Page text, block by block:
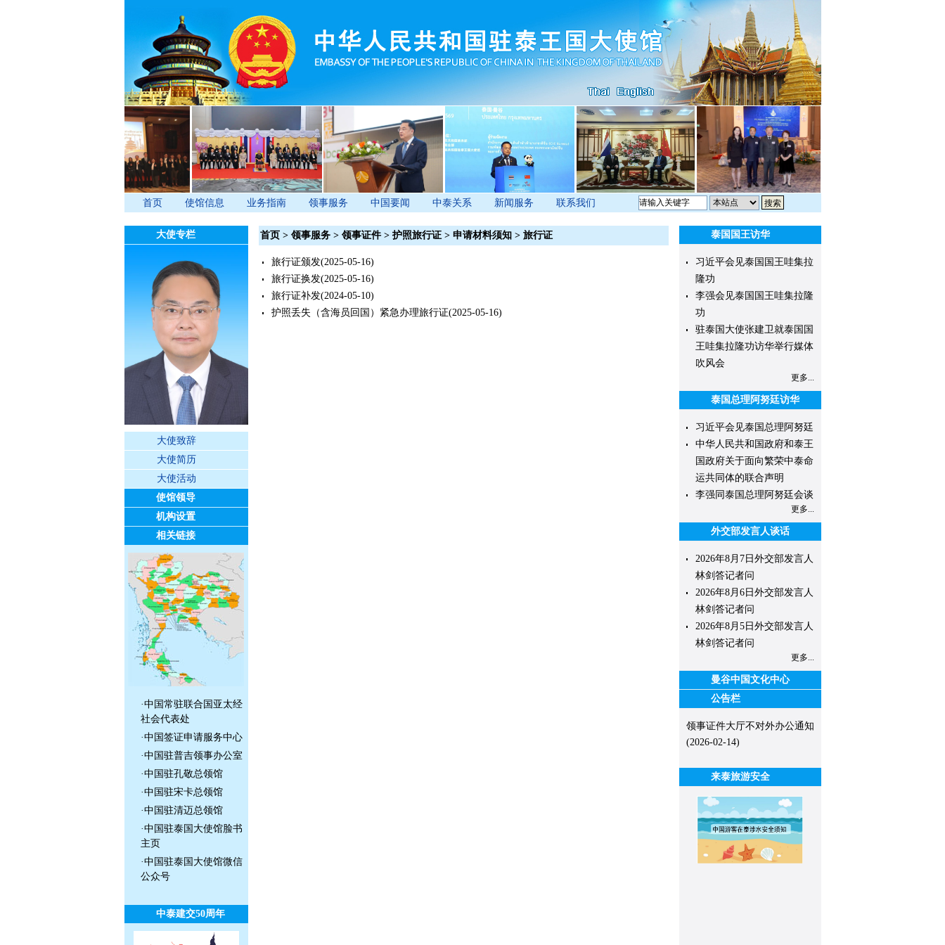
首页 使馆信息 业务指南 领事服务 中国要闻 中泰关系 新闻服务 联系我们
大使专栏
大使致辞
大使简历
大使活动
使馆领导
机构设置
相关链接
·中国常驻联合国亚太经
社会代表处
·中国签证申请服务中心
·中国驻普吉领事办公室
·中国驻孔敬总领馆
·中国驻宋卡总领馆
·中国驻清迈总领馆
·中国驻泰国大使馆脸书
主页
·中国驻泰国大使馆微信
公众号
中泰建交50周年
首页> 领事服务> 领事证件> 护照旅行证> 申请材料须知 > 旅行证
旅行证颁发(2025-05-16)
旅行证换发(2025-05-16)
旅行证补发(2024-05-10)
护照丢失（含海员回国）紧急办理旅行证(2025-05-16)
泰国国王访华
习近平会见泰国国王哇集拉
隆功
李强会见泰国国王哇集拉隆
功
驻泰国大使张建卫就泰国国
王哇集拉隆功访华举行媒体
吹风会
更多...
泰国总理阿努廷访华
习近平会见泰国总理阿努廷
中华人民共和国政府和泰王
国政府关于面向繁荣中泰命
运共同体的联合声明
李强同泰国总理阿努廷会谈
更多...
外交部发言人谈话
2026年8月7日外交部发言人
林剑答记者问
2026年8月6日外交部发言人
林剑答记者问
2026年8月5日外交部发言人
林剑答记者问
更多...
曼谷中国文化中心
公告栏
领事证件大厅不对外办公通知
(2026-02-14)
来泰旅游安全